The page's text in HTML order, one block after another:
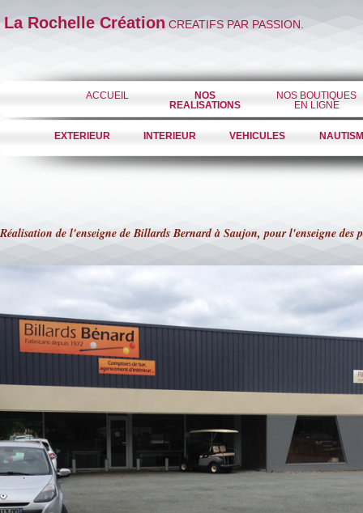
La Rochelle Création CREATIFS PAR PASSION.
ACCUEIL
NOS
REALISATIONS
NOS BOUTIQUES
EN LIGNE
EXTERIEUR INTERIEUR VEHICULES
Réalisation de l'enseigne de Billards Bernard à Saujon, pour l'enseigne